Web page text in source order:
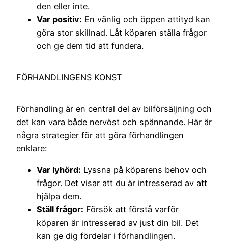
den eller inte.
Var positiv: En vänlig och öppen attityd kan
göra stor skillnad. Låt köparen ställa frågor
och ge dem tid att fundera.
FÖRHANDLINGENS KONST
Förhandling är en central del av bilförsäljning och
det kan vara både nervöst och spännande. Här är
några strategier för att göra förhandlingen
enklare:
Var lyhörd: Lyssna på köparens behov och
frågor. Det visar att du är intresserad av att
hjälpa dem.
Ställ frågor: Försök att förstå varför
köparen är intresserad av just din bil. Det
kan ge dig fördelar i förhandlingen.